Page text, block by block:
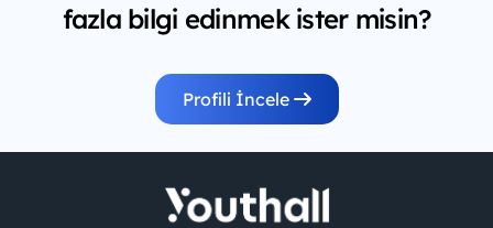
fazla bilgi edinmek ister misin?
Profili İncele